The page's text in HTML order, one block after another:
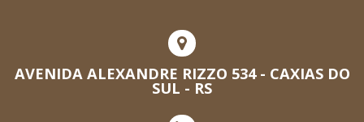
AVENIDA ALEXANDRE RIZZO 534 - CAXIAS DO
SUL - RS